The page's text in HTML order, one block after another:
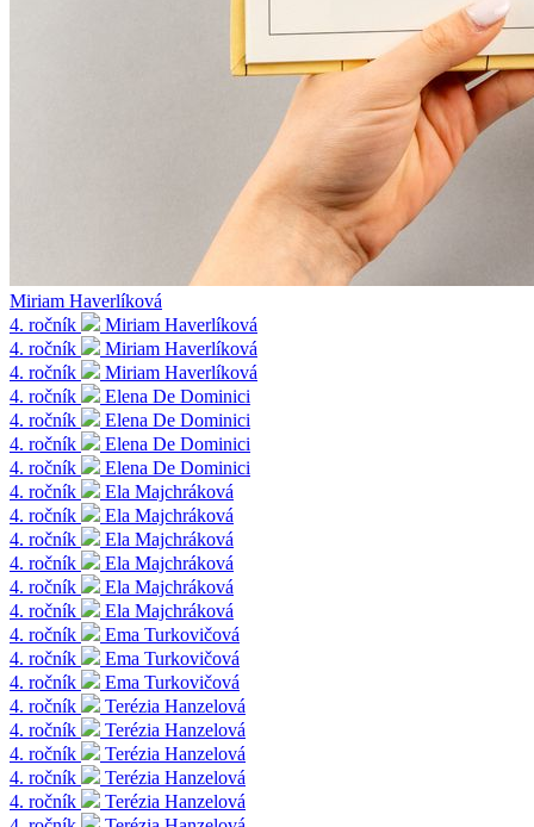
Miriam Haverlíková
4. ročník
Miriam Haverlíková
4. ročník
Miriam Haverlíková
4. ročník
Miriam Haverlíková
4. ročník
Elena De Dominici
4. ročník
Elena De Dominici
4. ročník
Elena De Dominici
4. ročník
Elena De Dominici
4. ročník
Ela Majchráková
4. ročník
Ela Majchráková
4. ročník
Ela Majchráková
4. ročník
Ela Majchráková
4. ročník
Ela Majchráková
4. ročník
Ela Majchráková
4. ročník
Ema Turkovičová
4. ročník
Ema Turkovičová
4. ročník
Ema Turkovičová
4. ročník
Terézia Hanzelová
4. ročník
Terézia Hanzelová
4. ročník
Terézia Hanzelová
4. ročník
Terézia Hanzelová
4. ročník
Terézia Hanzelová